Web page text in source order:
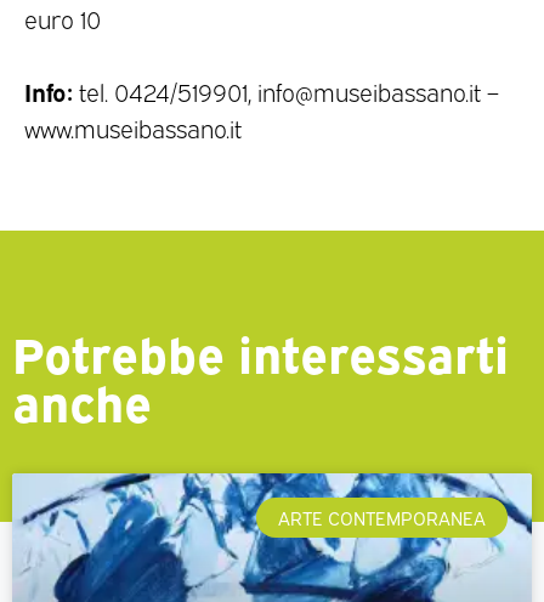
euro 10
Info: tel. 0424/519901, info@museibassano.it –
www.museibassano.it
Potrebbe interessarti
anche
ARTE CONTEMPORANEA